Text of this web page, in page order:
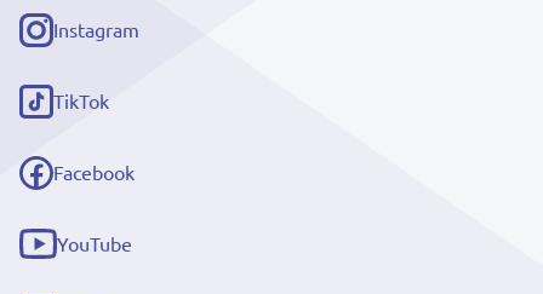
Instagram
(externe
link)
TikTok
(externe
link)
Facebook
(externe
link)
YouTube
(externe